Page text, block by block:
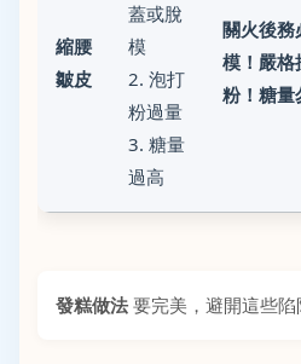
縮腰
皺皮
蓋或脫
模
2. 泡打
粉過量
3. 糖量
過高
關火後務
模！嚴格
粉！糖量
發糕做法 要完美，避開這些陷